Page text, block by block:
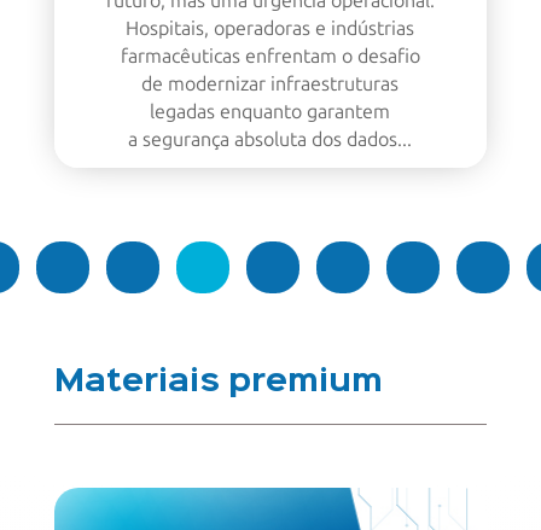
Hospitais, operadoras e indústrias
farmacêuticas enfrentam o desafio
de modernizar infraestruturas
legadas enquanto garantem
a segurança absoluta dos dados...
Materiais premium